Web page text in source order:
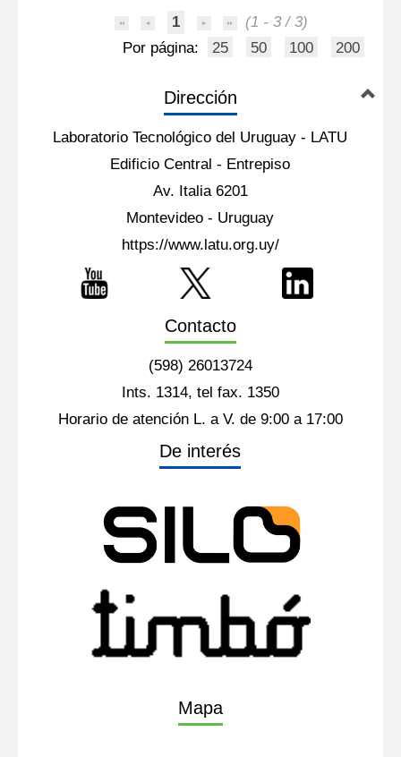
1
(1 - 3 / 3)
Por página:
25 50 100 200
Dirección
Laboratorio Tecnológico del Uruguay - LATU
Edificio Central - Entrepiso
Av. Italia 6201
Montevideo - Uruguay
https://www.latu.org.uy/
Contacto
(598) 26013724
Ints. 1314, tel fax. 1350
Horario de atención L. a V. de 9:00 a 17:00
De interés
Mapa